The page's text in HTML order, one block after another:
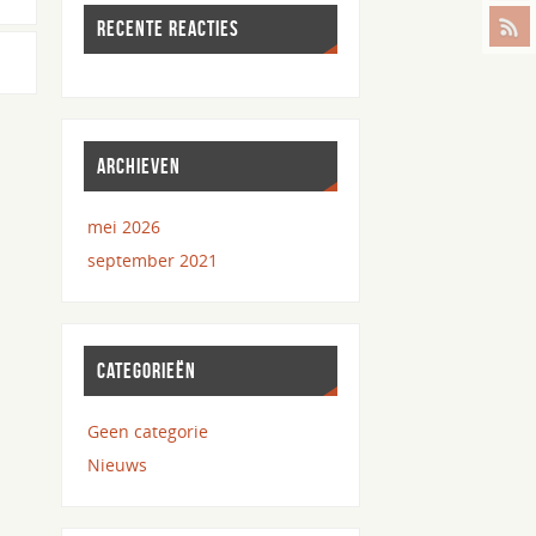
RECENTE REACTIES
ARCHIEVEN
mei 2026
september 2021
CATEGORIEËN
Geen categorie
Nieuws